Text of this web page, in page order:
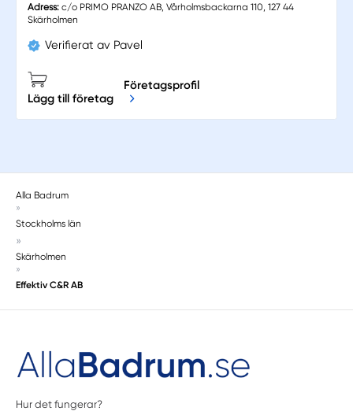
Adress:c/o PRIMO PRANZO AB, Vårholmsbackarna 110, 127 44
Skärholmen
Verifierat av Pavel
Lägg till företag
Företagsprofil
Alla Badrum
»
Stockholms län
»
Skärholmen
»
Effektiv C&R AB
Hur det fungerar?